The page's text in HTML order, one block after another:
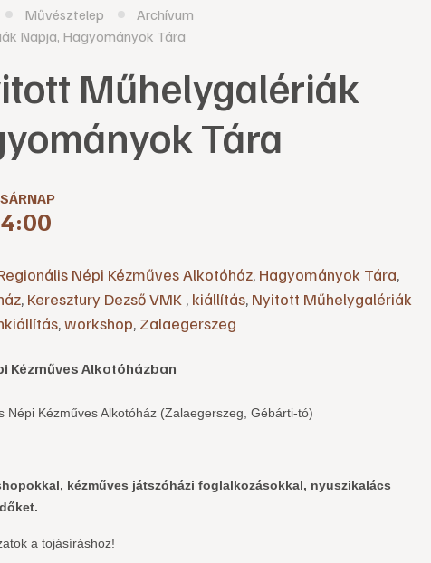
Művésztelep
Archívum
Napja, Hagyományok Tára
Műhelygalériák
Tára
Népi Kézműves Alkotóház, Hagyományok Tára,
, Keresztury Dezső VMK , kiállítás, Nyitott Műhelygalériák
,workshop, Zalaegerszeg
Kézműves Alkotóházban
Népi Kézműves Alkotóház (Zalaegerszeg, Gébárti-tó)
kézműves játszóházi foglalkozásokkal, nyuszikalács
a tojásíráshoz!